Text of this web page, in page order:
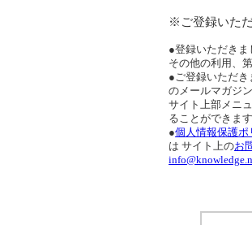
※ご登録いた
●登録いただき
その他の利用、
●ご登録いただ
のメールマガジ
サイト上部メニ
ることができま
●個人情報保護ポ
は サイト上のお